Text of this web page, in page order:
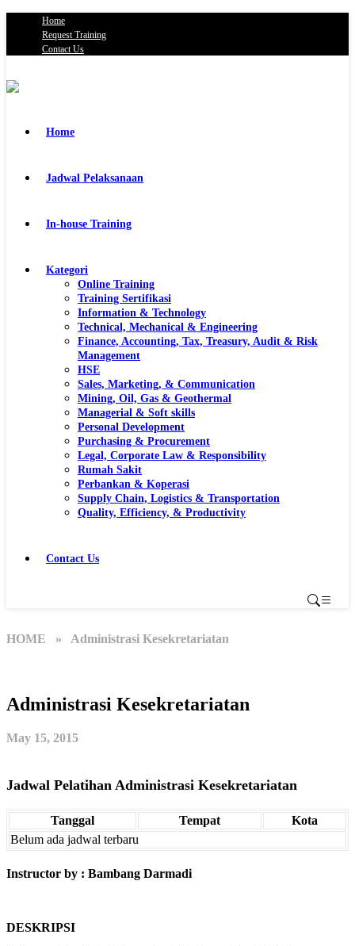
Home
Request Training
Contact Us
Home
Jadwal Pelaksanaan
In-house Training
Kategori
Online Training
Training Sertifikasi
Information & Technology
Technical, Mechanical & Engineering
Finance, Accounting, Tax, Treasury, Audit & Risk
Management
HSE
Sales, Marketing, & Communication
Mining, Oil, Gas & Geothermal
Managerial & Soft skills
Personal Development
Purchasing & Procurement
Legal, Corporate Law & Responsibility
Rumah Sakit
Perbankan & Koperasi
Supply Chain, Logistics & Transportation
Quality, Efficiency, & Productivity
Contact Us
HOME » Administrasi Kesekretariatan
Administrasi Kesekretariatan
May 15, 2015
Jadwal Pelatihan Administrasi Kesekretariatan
Tanggal Tempat
Kota
Belum ada jadwal terbaru
Instructor by : Bambang Darmadi
DESKRIPSI